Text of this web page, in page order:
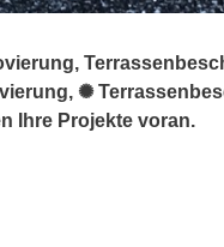
✺
Ihre Projekte voran.